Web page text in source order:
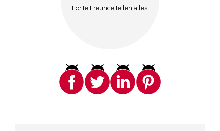
Echte Freunde teilen alles.